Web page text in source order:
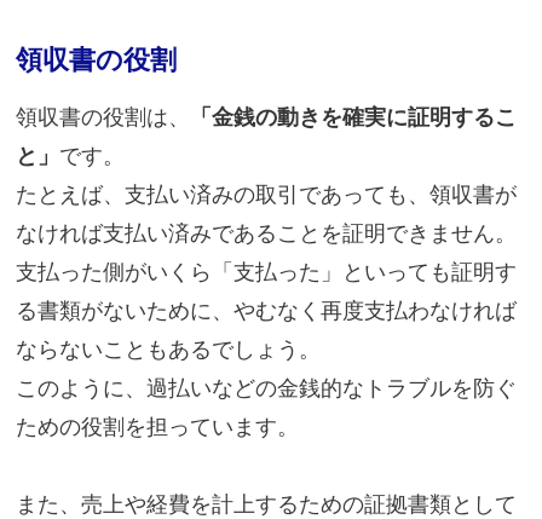
領収書の役割
領収書の役割は、
「金銭の動きを確実に証明するこ
と」 です。
たとえば、支払い済みの取引であっても、領収書が
なければ支払い済みであることを証明できません。
支払った側がいくら「支払った」といっても証明す
る書類がないために、やむなく再度支払わなければ
ならないこともあるでしょう。
このように、過払いなどの金銭的なトラブルを防ぐ
ための役割を担っています。
また、売上や経費を計上するための証拠書類として